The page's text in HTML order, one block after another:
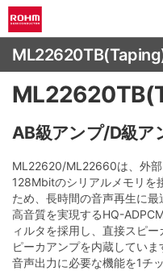
AB級アンプ/D級ア
ML22620/ML22660は、外
128Mbitのシリアルメモリを
ため、長時間の音声再生に最
高音質を実現するHQ-
ィルタを採用し、直接スピ
ピーカアンプを内蔵していま
音声出力に必要な機能を1チ